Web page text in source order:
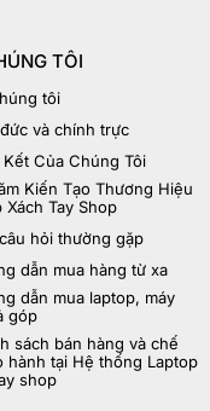
TÔI
tôi
và chính trực
Kết Của Chúng Tôi
Kiến Tạo Thương Hiệu
Xách Tay Shop
hỏi thường gặp
dẫn mua hàng từ xa
dẫn mua laptop, máy
góp
sách bán hàng và chế
hành tại Hệ thống Laptop
shop